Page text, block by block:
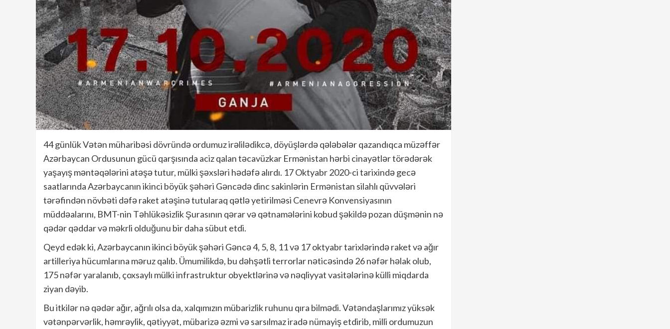
44 günlük Vətən müharibəsi dövründə ordumuz irəlilədikcə, döyüşlərdə qələbələr qazandıqca müzəffər
Azərbaycan Ordusunun gücü qarşısında aciz qalan təcavüzkar Ermənistan hərbi cinayətlər törədərək
yaşayış məntəqələrini atəşə tutur, mülki şəxsləri hədəfə alırdı. 17 Oktyabr 2020-ci tarixində gecə
saatlarında Azərbaycanın ikinci böyük şəhəri Gəncədə dinc sakinlərin Ermənistan silahlı qüvvələri
tərəfindən növbəti dəfə raket atəşinə tutularaq qətlə yetirilməsi Cenevrə Konvensiyasının
müddəalarını, BMT-nin Təhlükəsizlik Şurasının qərar və qətnamələrini kobud şəkildə pozan düşmənin nə
qədər qəddar və məkrli olduğunu bir daha sübut etdi.
Qeyd edək ki, Azərbaycanın ikinci böyük şəhəri Gəncə 4, 5, 8, 11 və 17 oktyabr tarixlərində raket və ağır
artilleriya hücumlarına məruz qalıb. Ümumilikdə, bu dəhşətli terrorlar nəticəsində 26 nəfər həlak olub,
175 nəfər yaralanıb, çoxsaylı mülki infrastruktur obyektlərinə və nəqliyyat vasitələrinə külli miqdarda
ziyan dəyib.
Bu itkilər nə qədər ağır, ağrılı olsa da, xalqımızın mübarizlik ruhunu qıra bilmədi. Vətəndaşlarımız yüksək
vətənpərvərlik, həmrəylik, qətiyyət, mübarizə əzmi və sarsılmaz iradə nümayiş etdirib, milli ordumuzun